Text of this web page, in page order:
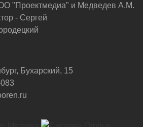
"Проектмедиа" и Медведев А.М.
- Сергей
Бухарский, 15